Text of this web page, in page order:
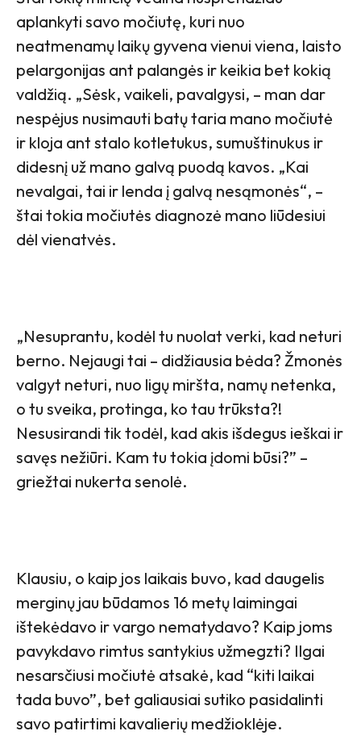
aplankyti savo močiutę, kuri nuo
neatmenamų laikų gyvena vienui viena, laisto
pelargonijas ant palangės ir keikia bet kokią
valdžią. „Sėsk, vaikeli, pavalgysi, – man dar
nespėjus nusimauti batų taria mano močiutė
ir kloja ant stalo kotletukus, sumuštinukus ir
didesnį už mano galvą puodą kavos. „Kai
nevalgai, tai ir lenda į galvą nesąmonės“, –
štai tokia močiutės diagnozė mano liūdesiui
dėl vienatvės.
„Nesuprantu, kodėl tu nuolat verki, kad neturi
berno. Nejaugi tai – didžiausia bėda? Žmonės
valgyt neturi, nuo ligų miršta, namų netenka,
o tu sveika, protinga, ko tau trūksta?!
Nesusirandi tik todėl, kad akis išdegus ieškai ir
savęs nežiūri. Kam tu tokia įdomi būsi?” –
griežtai nukerta senolė.
Klausiu, o kaip jos laikais buvo, kad daugelis
merginų jau būdamos 16 metų laimingai
ištekėdavo ir vargo nematydavo? Kaip joms
pavykdavo rimtus santykius užmegzti? Ilgai
nesarsčiusi močiutė atsakė, kad “kiti laikai
tada buvo”, bet galiausiai sutiko pasidalinti
savo patirtimi kavalierių medžioklėje.